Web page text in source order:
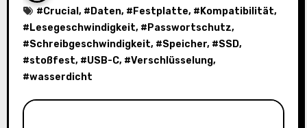
#Crucial , # Daten, # Festplatte, # Kompatibilität,
# Lesegeschwindigkeit, # Passwortschutz,
#Schreibgeschwindigkeit, #Speicher, #SSD,
#stoßfest, #USB-C, #Verschlüsselung,
#wasserdicht